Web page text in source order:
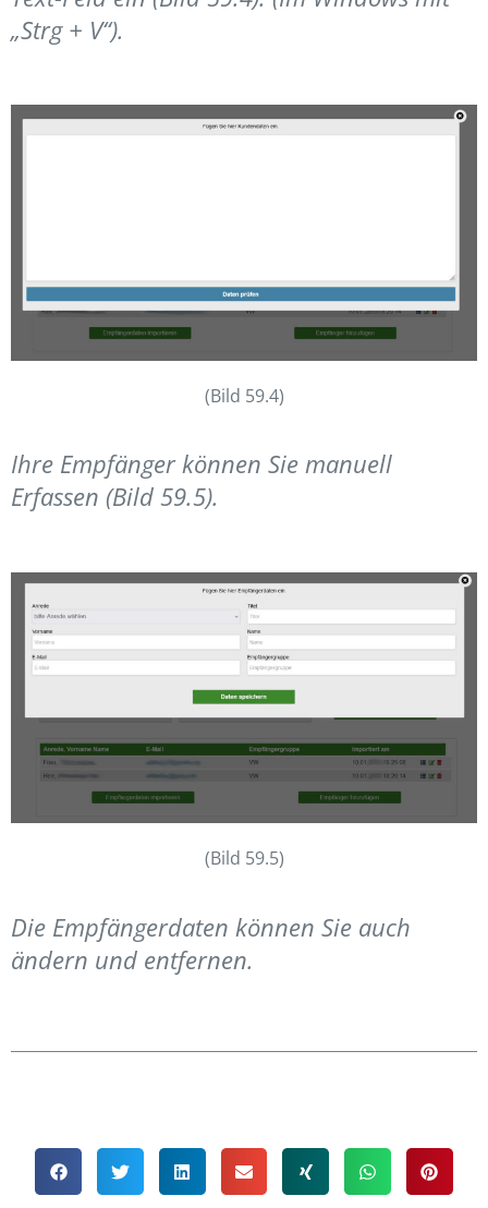
„Strg + V“).
(Bild 59.4)
Ihre Empfänger können Sie manuell
Erfassen (Bild 59.5).
(Bild 59.5)
Die Empfängerdaten können Sie auch
ändern und entfernen.